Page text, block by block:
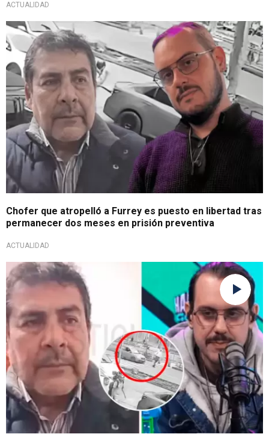
ACTUALIDAD
Pagará una caución de S/20 mil
Chofer que atropelló a Furrey es puesto en libertad tras
permanecer dos meses en prisión preventiva
ACTUALIDAD
Giro inesperado